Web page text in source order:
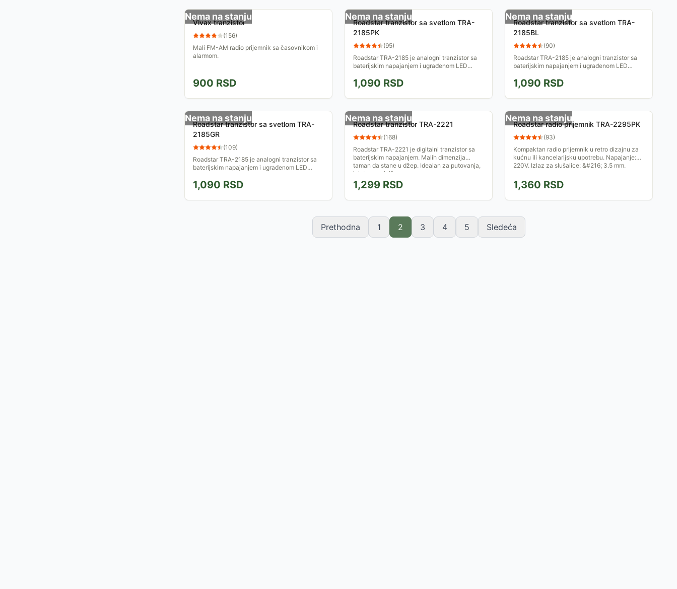
Nema na stanju
Vivax tranzistor
(156)
Mali FM-AM radio prijemnik sa časovnikom i
alarmom.
900 RSD
Nema na stanju
Roadstar tranzistor sa svetlom TRA-
2185PK
(95)
Roadstar TRA-2185 je analogni tranzistor sa
baterijskim napajanjem i ugrađenom LED
džep.
1,090 RSD
Nema na stanju
Roadstar tranzistor sa svetlom TRA-
2185BL
(90)
Roadstar TRA-2185 je analogni tranzistor sa
baterijskim napajanjem i ugrađenom LED
džep.
1,090 RSD
Nema na stanju
Roadstar tranzistor sa svetlom TRA-
2185GR
(109)
Roadstar TRA-2185 je analogni tranzistor sa
baterijskim napajanjem i ugrađenom LED
džep.
1,090 RSD
Nema na stanju
Roadstar tranzistor TRA-2221
(168)
Roadstar TRA-2221 je digitalni tranzistor sa
baterijskim napajanjem. Malih dimenzija
taman da stane u džep. Idealan za putovanja,
izlete, a najviše...
1,299 RSD
Nema na stanju
Roadstar radio prijemnik TRA-2295PK
(93)
Kompaktan radio prijemnik u retro dizajnu za
kućnu ili kancelarijsku upotrebu. Napajanje:
220V. Izlaz za slušalice: &#216; 3.5 mm.
1,360 RSD
Prethodna 1 2 3 4 5 Sledeća